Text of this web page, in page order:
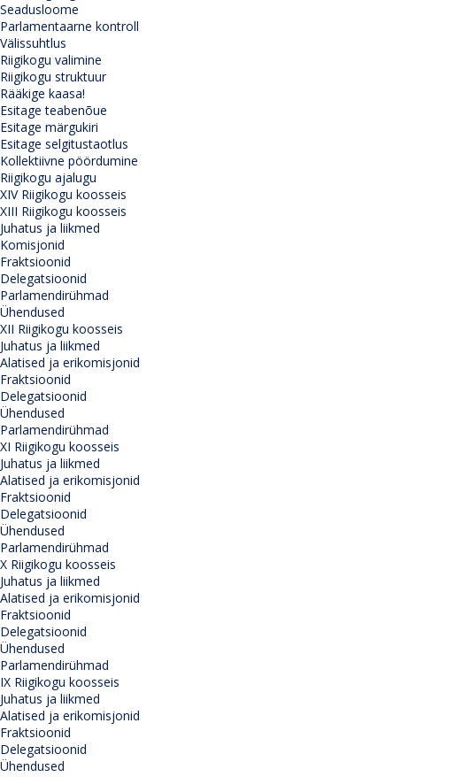
Seadusloome
Parlamentaarne kontroll
Välissuhtlus
Riigikogu valimine
Riigikogu struktuur
Rääkige kaasa!
Esitage teabenõue
Esitage märgukiri
Esitage selgitustaotlus
Kollektiivne pöördumine
Riigikogu ajalugu
XIV Riigikogu koosseis
XIII Riigikogu koosseis
Juhatus ja liikmed
Komisjonid
Fraktsioonid
Delegatsioonid
Parlamendirühmad
Ühendused
XII Riigikogu koosseis
Juhatus ja liikmed
Alatised ja erikomisjonid
Fraktsioonid
Delegatsioonid
Ühendused
Parlamendirühmad
XI Riigikogu koosseis
Juhatus ja liikmed
Alatised ja erikomisjonid
Fraktsioonid
Delegatsioonid
Ühendused
Parlamendirühmad
X Riigikogu koosseis
Juhatus ja liikmed
Alatised ja erikomisjonid
Fraktsioonid
Delegatsioonid
Ühendused
Parlamendirühmad
IX Riigikogu koosseis
Juhatus ja liikmed
Alatised ja erikomisjonid
Fraktsioonid
Delegatsioonid
Ühendused